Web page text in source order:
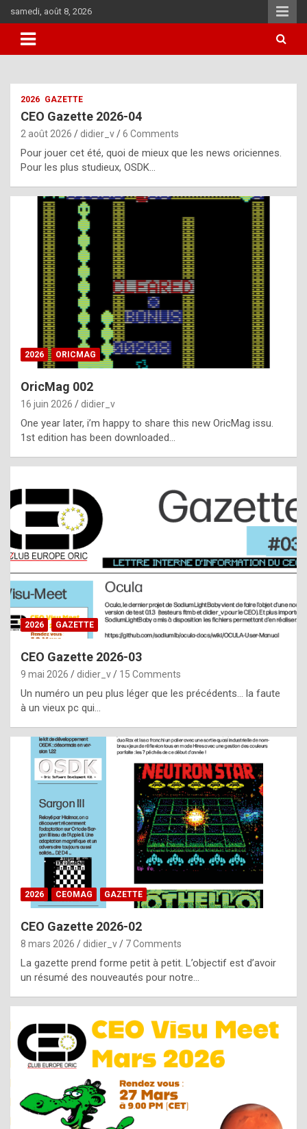
to
content
samedi, août 8, 2026
i
u
l
y
d
i
ff
i
l
t
t
s
t
a
s
i
e
f
o
m
m
a
y
b
e
b
y
g
e
n
u
i
n
e
R
o
2026 GAZETTE
CEO Gazette 2026-04
2 août 2026 didier_v 6 Comments
Pour jouer cet été, quoi de mieux que les news oriciennes.
Pour les plus studieux, OSDK…
2026 ORICMAG
OricMag 002
16 juin 2026 didier_v
One year later, i’m happy to share this new OricMag issu.
1st edition has been downloaded…
2026 GAZETTE
CEO Gazette 2026-03
9 mai 2026 didier_v 15 Comments
Un numéro un peu plus léger que les précédents… la faute
à un vieux pc qui…
2026 CEOMAG GAZETTE
CEO Gazette 2026-02
8 mars 2026 didier_v 7 Comments
La gazette prend forme petit à petit. L’objectif est d’avoir
un résumé des nouveautés pour notre…